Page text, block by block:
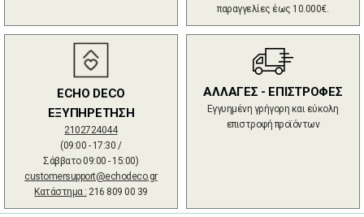
παραγγελίες έως 10.000€.
ECHO DECO
ΕΞΥΠΗΡΕΤΗΣΗ
2102724044
(09:00 - 17:30 /
Σάββατο 09:00 - 15:00)
customersupport@echodeco.gr
Κατάστημα : 216 809 00 39
ΑΛΛΑΓΕΣ - ΕΠΙΣΤΡΟΦΕΣ
Εγγυημένη γρήγορη και εύκολη
επιστροφή προϊόντων